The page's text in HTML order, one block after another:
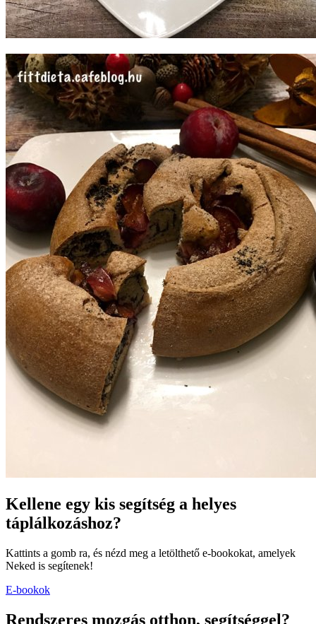
Kellene egy kis segítség a helyes
táplálkozáshoz?
Kattints a gomb ra, és nézd meg a letölthető e-bookokat, amelyek
Neked is segítenek!
E-bookok
Rendszeres mozgás otthon, segítséggel?